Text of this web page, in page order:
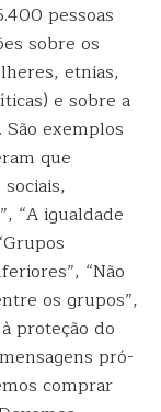
pessoas
sobre os
etnias,
e sobre a
exemplos
que
“A igualdade
“Não
os grupos”,
proteção do
pró-
comprar